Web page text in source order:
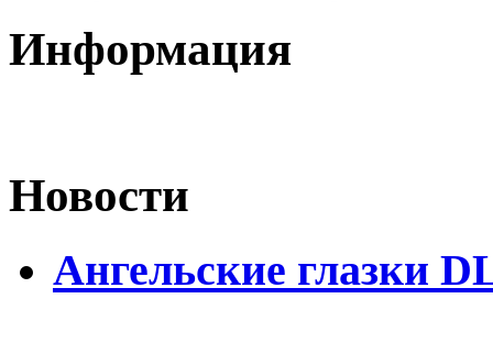
Информация
Новости
Ангельские глазки